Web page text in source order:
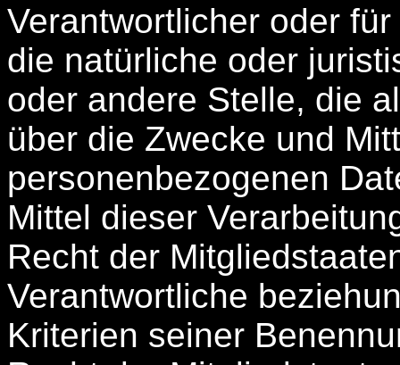
Verantwortlicher oder
die natürliche oder
oder andere Stelle, die
über die Zwecke und
personenbezogenen
Mittel dieser
Recht der
Verantwortliche
Kriterien seiner